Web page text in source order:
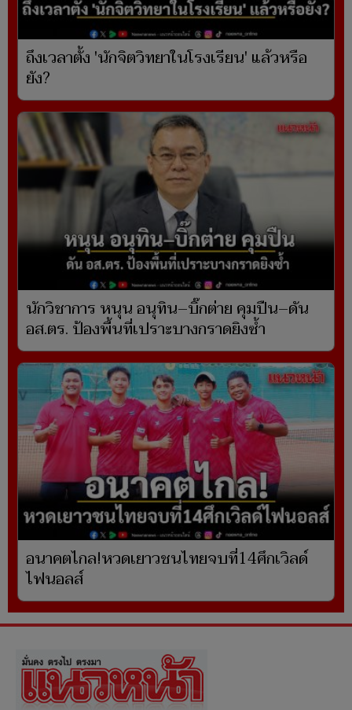
ถึงเวลาตั้ง 'นักจิตวิทยาในโรงเรียน' แล้วหรือ
ยัง?
นักวิชาการ หนุน อนุทิน–บิ๊กต่าย คุมปืน–ดัน
อส.ตร. ป้องพื้นที่เปราะบางกราดยิงซ้ำ
อนาคตไกล!หวดเยาวชนไทยจบที่14ศึกเวิลด์
ไฟนอลส์